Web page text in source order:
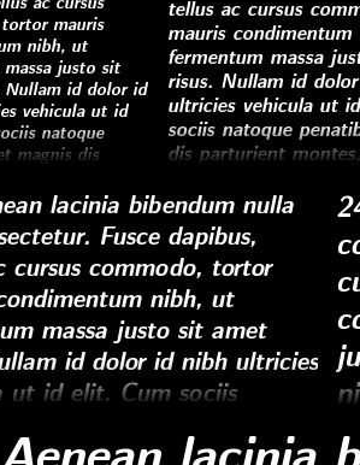
mauris
nibh, ut
justo sit
Nullam id dolor id
vehicula ut id
natoque
magnis dis
Nulla vitae elit
augue.
tellus ac cursus
mauris
fermentum massa
risus. Nullam id
ultricies vehicula ut
sociis natoque
dis parturient
a pharetra augue.
lacinia bibendum nulla
Fusce dapibus,
cursus commodo, tortor
nibh, ut
massa justo sit amet
id dolor id nibh ultricies
ut id elit. Cum sociis
montes, nascetur ridiculus